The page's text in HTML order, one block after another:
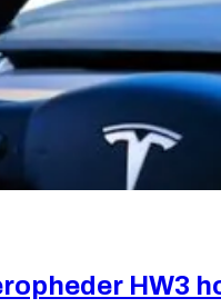
HW3